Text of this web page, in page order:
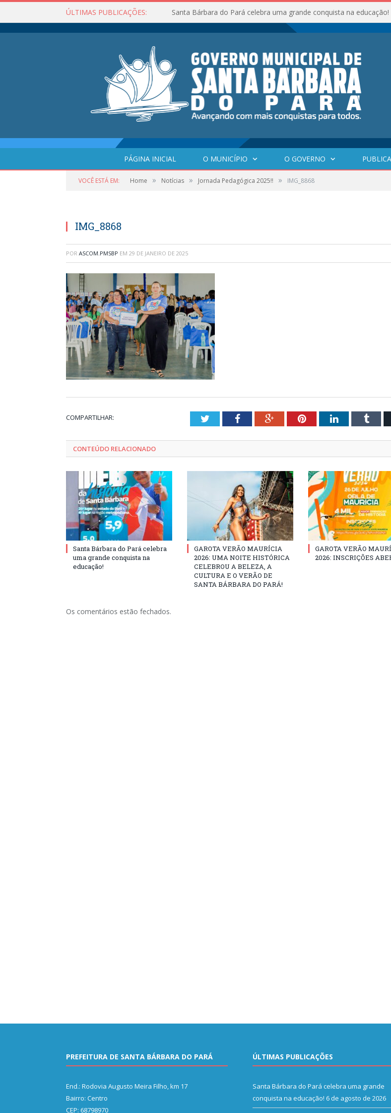
ÚLTIMAS PUBLICAÇÕES: Santa Bárbara do Pará celebra uma grande conquista na educação!
PÁGINA INICIAL O MUNICÍPIO O GOVERNO
VOCÊ ESTÁ EM: Home » Notícias » Jornada Pedagógica 2025!! » IMG_8868
IMG_8868
POR ASCOM.PMSBP EM 29 DE JANEIRO DE 2025
COMPARTILHAR: TwitterFacebookGoogle+PinterestLinkedIn
CONTEÚDO RELACIONADO
Santa Bárbara do Pará celebra
uma grande conquista na
educação!
GAROTA VERÃO MAURÍCIA
2026: UMA NOITE HISTÓRICA
CELEBROU A BELEZA, A
CULTURA E O VERÃO DE
SANTA BÁRBARA DO PARÁ!
GAROTA VERÃO
2026: INSCRIÇÕES
Os comentários estão fechados.
PREFEITURA DE SANTA BÁRBARA DO PARÁ
End.: Rodovia Augusto Meira Filho, km 17
Bairro: Centro
CEP: 68798970
ÚLTIMAS PUBLICAÇÕES
Santa Bárbara do Pará celebra uma grande
conquista na educação! 6 de agosto de 2026